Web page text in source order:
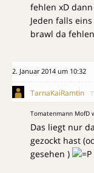
fehlen xD
Jeden falls
brawl da
2. Januar 2014 um 10:32
TarnaKaiRamtin
Tomatenmann MofD
Das liegt nur
gezockt hast
gesehen )